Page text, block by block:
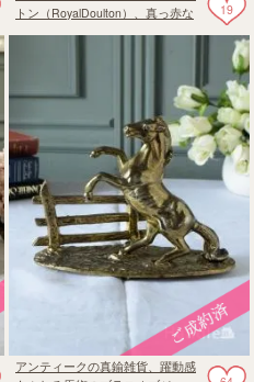
19
トン（RoyalDoulton）、真っ赤な
アンティークの真鍮雑貨、躍動感